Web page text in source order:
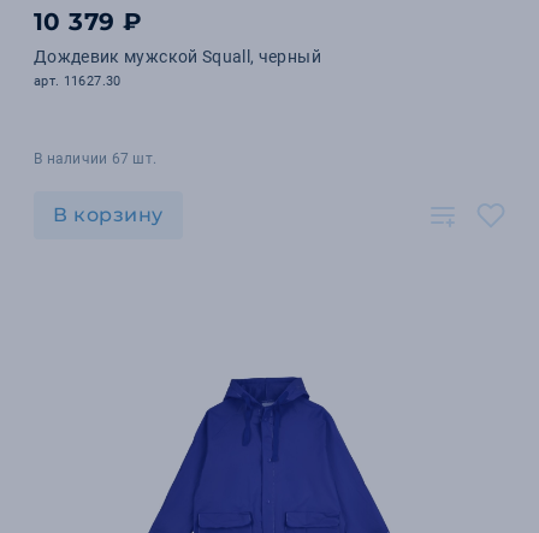
10 379 ₽
Дождевик мужской Squall, черный
арт. 11627.30
В наличии 67 шт.
В корзину